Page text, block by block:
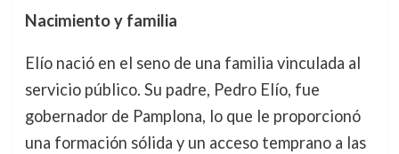
Nacimiento y familia
Elío nació en el seno de una familia vinculada al
servicio público. Su padre, Pedro Elío, fue
gobernador de Pamplona, lo que le proporcionó
una formación sólida y un acceso temprano a las